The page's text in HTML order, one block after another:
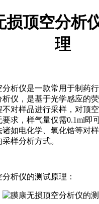
损顶空分析
理
仪是一款常用于制药行
仪，是基于光学感应的
不对样品进行采样，对顶
要求，样气量仅需0.1ml即
诸如电化学、氧化锆等对
样分析方式。
仪的测试原理：